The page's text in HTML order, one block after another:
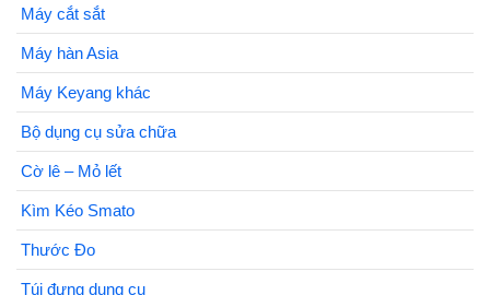
Máy cắt sắt
Máy hàn Asia
Máy Keyang khác
Bộ dụng cụ sửa chữa
Cờ lê – Mỏ lết
Kìm Kéo Smato
Thước Đo
Túi đựng dụng cụ